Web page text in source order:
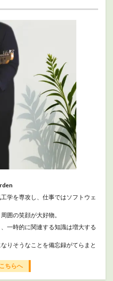
学を専攻し、仕事ではソフトウェ
囲の笑顔が大好物。
一時的に関連する知識は増大する
りそうなことを備忘録がてらまと
ちらへ